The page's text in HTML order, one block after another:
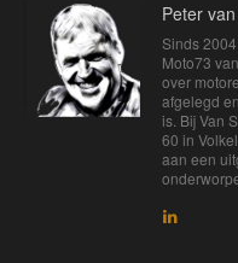
Peter
Sinds
Moto73
over
afgelegd
is. Bij Van
60 in
aan een